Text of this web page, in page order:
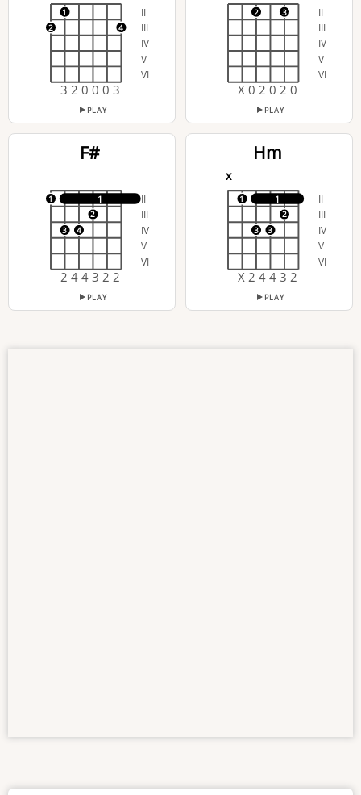
II
III
IV
V
VI
2
1
4
3 2 0 0 0 3
PLAY
II
III
IV
V
VI
2 3
X 0 2 0 2 0
PLAY
F#
II
III
IV
V
VI
1
1
3 4
2
2 4 4 3 2 2
PLAY
Hm
x
II
III
IV
V
VI
1
1
3 3
2
X 2 4 4 3 2
PLAY